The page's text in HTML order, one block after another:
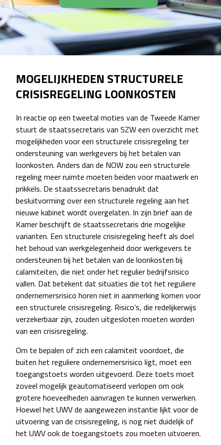
MOGELIJKHEDEN STRUCTURELE
CRISISREGELING LOONKOSTEN
In reactie op een tweetal moties van de Tweede Kamer
stuurt de staatssecretaris van SZW een overzicht met
mogelijkheden voor een structurele crisisregeling ter
ondersteuning van werkgevers bij het betalen van
loonkosten. Anders dan de NOW zou een structurele
regeling meer ruimte moeten beiden voor maatwerk en
prikkels. De staatssecretaris benadrukt dat
besluitvorming over een structurele regeling aan het
nieuwe kabinet wordt overgelaten. In zijn brief aan de
Kamer beschrijft de staatssecretaris drie mogelijke
varianten. Een structurele crisisregeling heeft als doel
het behoud van werkgelegenheid door werkgevers te
ondersteunen bij het betalen van de loonkosten bij
calamiteiten, die niet onder het regulier bedrijfsrisico
vallen. Dat betekent dat situaties die tot het reguliere
ondernemersrisico horen niet in aanmerking komen voor
een structurele crisisregeling. Risico’s, die redelijkerwijs
verzekerbaar zijn, zouden uitgesloten moeten worden
van een crisisregeling.
Om te bepalen of zich een calamiteit voordoet, die
buiten het reguliere ondernemersrisico ligt, moet een
toegangstoets worden uitgevoerd. Deze toets moet
zoveel mogelijk geautomatiseerd verlopen om ook
grotere hoeveelheden aanvragen te kunnen verwerken.
Hoewel het UWV de aangewezen instantie lijkt voor de
uitvoering van de crisisregeling, is nog niet duidelijk of
het UWV ook de toegangstoets zou moeten uitvoeren.